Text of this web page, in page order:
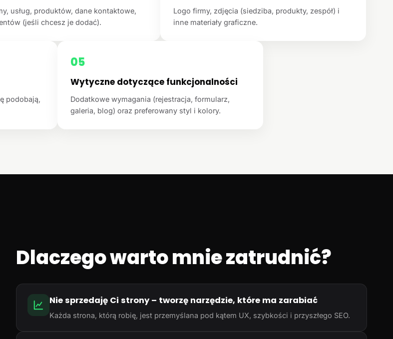
usług, produktów, dane kontaktowe,
(jeśli chcesz je dodać).
Logo firmy, zdjęcia (siedziba, produkty, zespół) i
inne materiały graficzne.
podobają,
05
Wytyczne dotyczące funkcjonalności
Dodatkowe wymagania (rejestracja, formularz,
galeria, blog) oraz preferowany styl i kolory.
Dlaczego warto mnie zatrudnić?
Nie sprzedaję Ci strony – tworzę narzędzie, które ma zarabiać
Każda strona, którą robię, jest przemyślana pod kątem UX, szybkości i przyszłego SEO.